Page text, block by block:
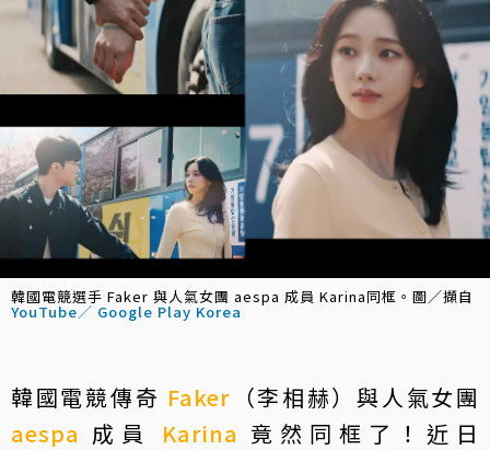
韓國電競選手 Faker 與人氣女團 aespa 成員 Karina同框。圖／擷自
YouTube／ Google Play Korea
韓國電競傳奇 Faker （李相赫）與人氣女團
aespa 成員 Karina 竟然同框了！近日